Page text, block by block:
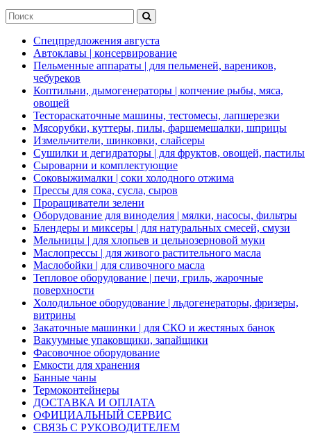
Спецпредложения августа
Автоклавы | консервирование
Пельменные аппараты | для пельменей, вареников,
чебуреков
Коптильни, дымогенераторы | копчение рыбы, мяса,
овощей
Тестораскаточные машины, тестомесы, лапшерезки
Мясорубки, куттеры, пилы, фаршемешалки, шприцы
Измельчители, шинковки, слайсеры
Сушилки и дегидраторы | для фруктов, овощей, пастилы
Сыроварни и комплектующие
Соковыжималки | соки холодного отжима
Прессы для сока, сусла, сыров
Проращиватели зелени
Оборудование для виноделия | мялки, насосы, фильтры
Блендеры и миксеры | для натуральных смесей, смузи
Мельницы | для хлопьев и цельнозерновой муки
Маслопрессы | для живого растительного масла
Маслобойки | для сливочного масла
Тепловое оборудование | печи, гриль, жарочные
поверхности
Холодильное оборудование | льдогенераторы, фризеры,
витрины
Закаточные машинки | для СКО и жестяных банок
Вакуумные упаковщики, запайщики
Фасовочное оборудование
Емкости для хранения
Банные чаны
Термоконтейнеры
ДОСТАВКА И ОПЛАТА
ОФИЦИАЛЬНЫЙ СЕРВИС
СВЯЗЬ С РУКОВОДИТЕЛЕМ